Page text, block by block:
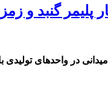
پلیمر گنبد و
در واحدهای تولیدی